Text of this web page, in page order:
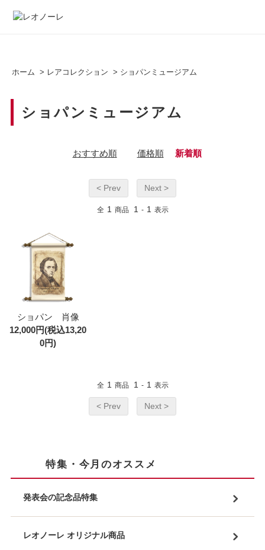
ホーム > レアコレクション > ショパンミュージアム
ショパンミュージアム
おすすめ順 価格順 新着順
< Prev Next >
全 1 商品 1 - 1 表示
ショパン 肖像
12,000円(税込13,20
0円)
全 1 商品 1 - 1 表示
< Prev Next >
特集・今月のオススメ
発表会の記念品特集
レオノーレ オリジナル商品